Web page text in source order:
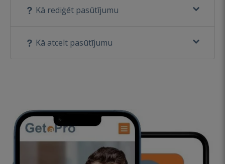
Kā rediģēt pasūtījumu
Kā atcelt pasūtījumu